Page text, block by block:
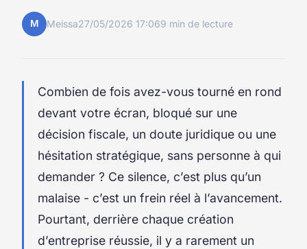
M Meissa27/05/2026 17:069 min de lecture
Combien de fois avez-vous tourné en rond
devant votre écran, bloqué sur une
décision fiscale, un doute juridique ou une
hésitation stratégique, sans personne à qui
demander ? Ce silence, c’est plus qu’un
malaise - c’est un frein réel à l’avancement.
Pourtant, derrière chaque création
d’entreprise réussie, il y a rarement un